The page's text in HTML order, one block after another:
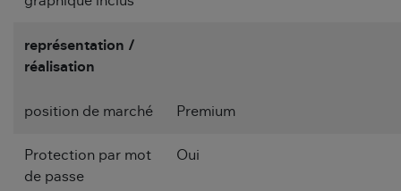
représentation /
réalisation
position de marché Premium
Protection par mot
de passe
Oui